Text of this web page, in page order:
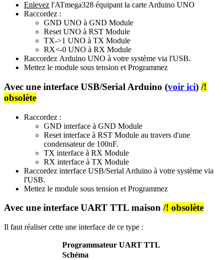
Enlevez l'ATmega328 équipant la carte Arduino UNO
Raccordez :
GND UNO à GND Module
Reset UNO à RST Module
TX->1 UNO à TX Module
RX<-0 UNO à RX Module
Raccordez Arduino UNO à votre système via l'USB.
Mettez le module sous tension et Programmez
Avec une interface USB/Serial Arduino (voir ici) /!
obsolète
Raccordez :
GND interface à GND Module
Reset interface à RST Module au travers d'une
condensateur de 100nF.
TX interface à RX Module
RX interface à TX Module
Raccordez interface USB/Serial Arduino à votre système via
l'USB.
Mettez le module sous tension et Programmez
Avec une interface UART TTL maison /! obsolète
Il faut réaliser cette une interface de ce type :
Programmateur UART TTL
Schéma